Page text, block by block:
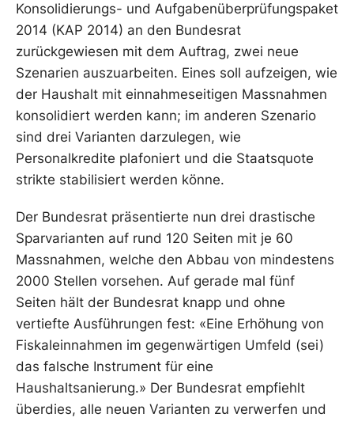
Konsolidierungs- und Aufgabenüberprüfungspaket
2014 (KAP 2014) an den Bundesrat
zurückgewiesen mit dem Auftrag, zwei neue
Szenarien auszuarbeiten. Eines soll aufzeigen, wie
der Haushalt mit einnahmeseitigen Massnahmen
konsolidiert werden kann; im anderen Szenario
sind drei Varianten darzulegen, wie
Personalkredite plafoniert und die Staatsquote
strikte stabilisiert werden könne.
Der Bundesrat präsentierte nun drei drastische
Sparvarianten auf rund 120 Seiten mit je 60
Massnahmen, welche den Abbau von mindestens
2000 Stellen vorsehen. Auf gerade mal fünf
Seiten hält der Bundesrat knapp und ohne
vertiefte Ausführungen fest: «Eine Erhöhung von
Fiskaleinnahmen im gegenwärtigen Umfeld (sei)
das falsche Instrument für eine
Haushaltsanierung.» Der Bundesrat empfiehlt
überdies, alle neuen Varianten zu verwerfen und